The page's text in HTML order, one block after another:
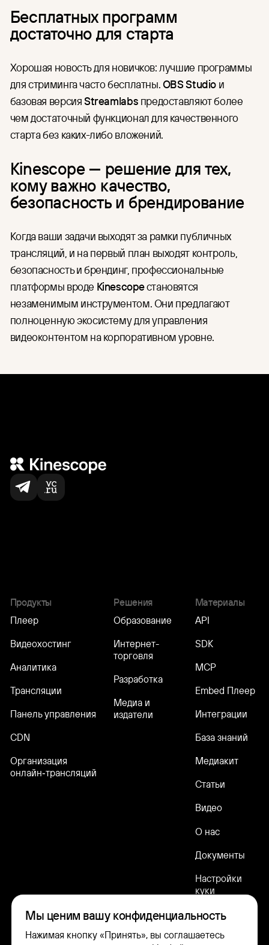
Бесплатных программ
достаточно для старта
Хорошая новость для новичков: лучшие программы
для стриминга часто бесплатны.OBS Studio и
базовая версияStreamlabs предоставляют более
чем достаточный функционал для качественного
старта без каких-либо вложений.
Kinescope — решение для тех,
кому важно качество,
безопасность и брендирование
Когда ваши задачи выходят за рамки публичных
трансляций, и на первый план выходят контроль,
безопасность и брендинг, профессиональные
платформы вроде Kinescopeстановятся
незаменимым инструментом. Они предлагают
полноценную экосистему для управления
видеоконтентом на корпоративном уровне.
Продукты
Плеер
Видеохостинг
Аналитика
Трансляции
Панель управления
CDN
Организация
онлайн‑трансляций
Решения
Образование
Интернет-
торговля
Разработка
Медиа и
издатели
Материалы
API
SDK
MCP
Embed Плеер
Интеграции
База знаний
Медиакит
Статьи
Видео
О нас
Документы
Настройки
куки
Мы ценим вашу конфиденциальность
Нажимая кнопку «Принять», вы соглашаетесь